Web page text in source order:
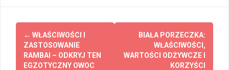
Post
navigation
← WŁAŚCIWOŚCI I
ZASTOSOWANIE
RAMBAI – ODKRYJ TEN
EGZOTYCZNY OWOC
BIAŁA PORZECZKA:
WŁAŚCIWOŚCI,
WARTOŚCI ODŻYWCZE I
KORZYŚCI